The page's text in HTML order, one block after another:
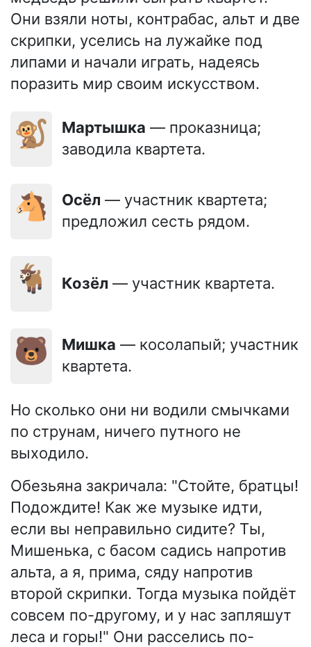
Они взяли ноты, контрабас, альт и две
скрипки, уселись на лужайке под
липами и начали играть, надеясь
поразить мир своим искусством.
🐒 Мартышка — проказница;
заводила квартета.
🐴 Осёл — участник квартета;
предложил сесть рядом.
🐐 Козёл — участник квартета.
🐻 Мишка — косолапый; участник
квартета.
Но сколько они ни водили смычками
по струнам, ничего путного не
выходило.
Обезьяна закричала: "Стойте, братцы!
Подождите! Как же музыке идти,
если вы неправильно сидите? Ты,
Мишенька, с басом садись напротив
альта, а я, прима, сяду напротив
второй скрипки. Тогда музыка пойдёт
совсем по-другому, и у нас запляшут
леса и горы!" Они расселись по-